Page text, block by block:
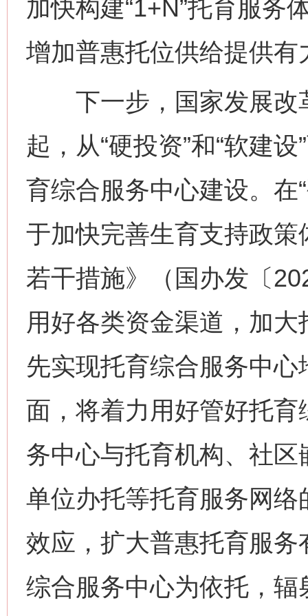
加快构建“1+N”托育服务
增加普惠托位供给提供有
下一步，国家发展改
起，从“硬投资”和“软建
育综合服务中心建设。在
于加快完善生育支持政
若干措施》（国办发〔
用好各类资金渠道，加
先实现托育综合服务中心
面，将着力用好管好托
务中心与托育机构、社
单位办托等托育服务网络
效应，扩大普惠托育服
综合服务中心为依托，